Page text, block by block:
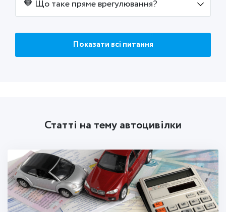
🧡 Що таке пряме врегулювання?
Показати всі питання
Статті на тему автоцивілки